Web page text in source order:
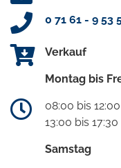
0 71 61 - 9 53
Verkauf
Montag bis
08:00 bis
13:00 bis
Samstag